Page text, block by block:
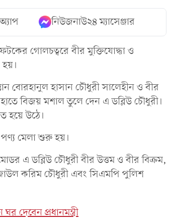
নিউজনাউ২৪ ম্যাসেঞ্জার
গোলচত্বরে বীর মুক্তিযোদ্ধা ও
বোরহানুল হাসান চৌধুরী সালেহীন ও বীর
বিজয় মশাল তুলে দেন এ ডব্লিউ চৌধুরী।
হয়ে উঠে।
পণ্য মেলা শুরু হয়।
এ ডব্লিউ চৌধুরী বীর উত্তম ও বীর বিক্রম,
করিম চৌধুরী এবং সিএমপি পুলিশ
দেবেন প্রধানমন্ত্রী